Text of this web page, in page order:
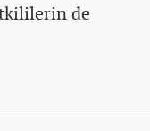
de